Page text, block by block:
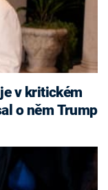
v kritickém
o něm Trump